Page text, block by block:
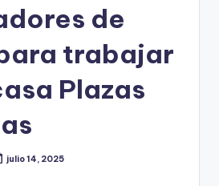
de
trabajar
Plazas
julio 14, 2025